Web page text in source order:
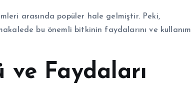
arasında popüler hale gelmiştir. Peki,
bu önemli bitkinin faydalarını ve kullanım
ve Faydaları